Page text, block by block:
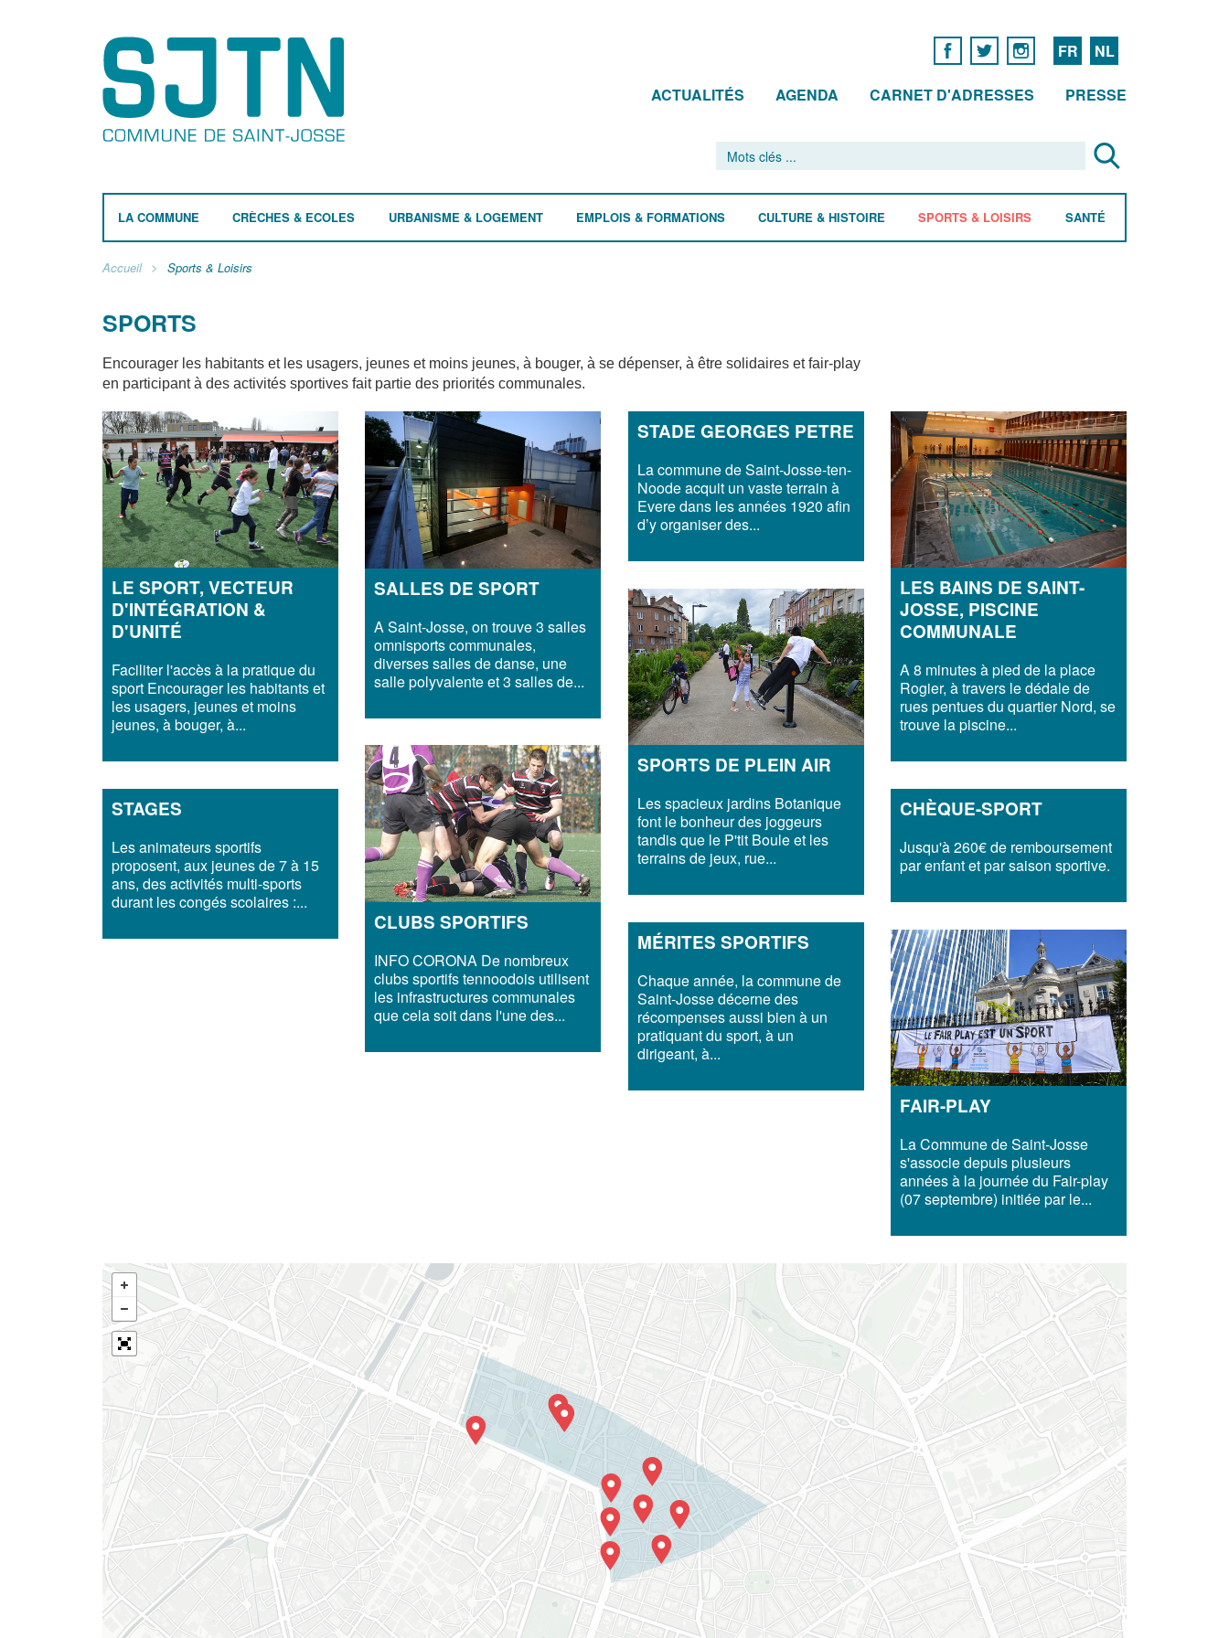
FR NL
ACTUALITÉS AGENDA CARNET D'ADRESSES PRESSE
LA COMMUNE CRÈCHES & ECOLES URBANISME & LOGEMENT EMPLOIS & FORMATIONS CULTURE & HISTOIRE SPORTS & LOISIRS SANTÉ
Accueil Sports & Loisirs
SPORTS
Encourager les habitants et les usagers, jeunes et moins jeunes, à bouger, à se dépenser, à être solidaires et fair-play
en participant à des activités sportives fait partie des priorités communales.
LE SPORT, VECTEUR
D'INTÉGRATION &
D'UNITÉ
Faciliter l'accès à la pratique du
sport Encourager les habitants et
les usagers, jeunes et moins
jeunes, à bouger, à...
SALLES DE SPORT
A Saint-Josse, on trouve 3 salles
omnisports communales,
diverses salles de danse, une
salle polyvalente et 3 salles de...
STADE GEORGES PETRE
La commune de Saint-Josse-ten-
Noode acquit un vaste terrain à
Evere dans les années 1920 afin
d’y organiser des...
LES BAINS DE SAINT-
JOSSE, PISCINE
COMMUNALE
A 8 minutes à pied de la place
Rogier, à travers le dédale de
rues pentues du quartier Nord, se
trouve la piscine...
SPORTS DE PLEIN AIR
Les spacieux jardins Botanique
font le bonheur des joggeurs
tandis que le P'tit Boule et les
terrains de jeux, rue...
CLUBS SPORTIFS
INFO CORONA De nombreux
clubs sportifs tennoodois utilisent
les infrastructures communales
que cela soit dans l'une des...
STAGES
Les animateurs sportifs
proposent, aux jeunes de 7 à 15
ans, des activités multi-sports
durant les congés scolaires :...
CHÈQUE-SPORT
Jusqu'à 260€ de remboursement
par enfant et par saison sportive.
MÉRITES SPORTIFS
Chaque année, la commune de
Saint-Josse décerne des
récompenses aussi bien à un
pratiquant du sport, à un
dirigeant, à...
FAIR-PLAY
La Commune de Saint-Josse
s'associe depuis plusieurs
années à la journée du Fair-play
(07 septembre) initiée par le...